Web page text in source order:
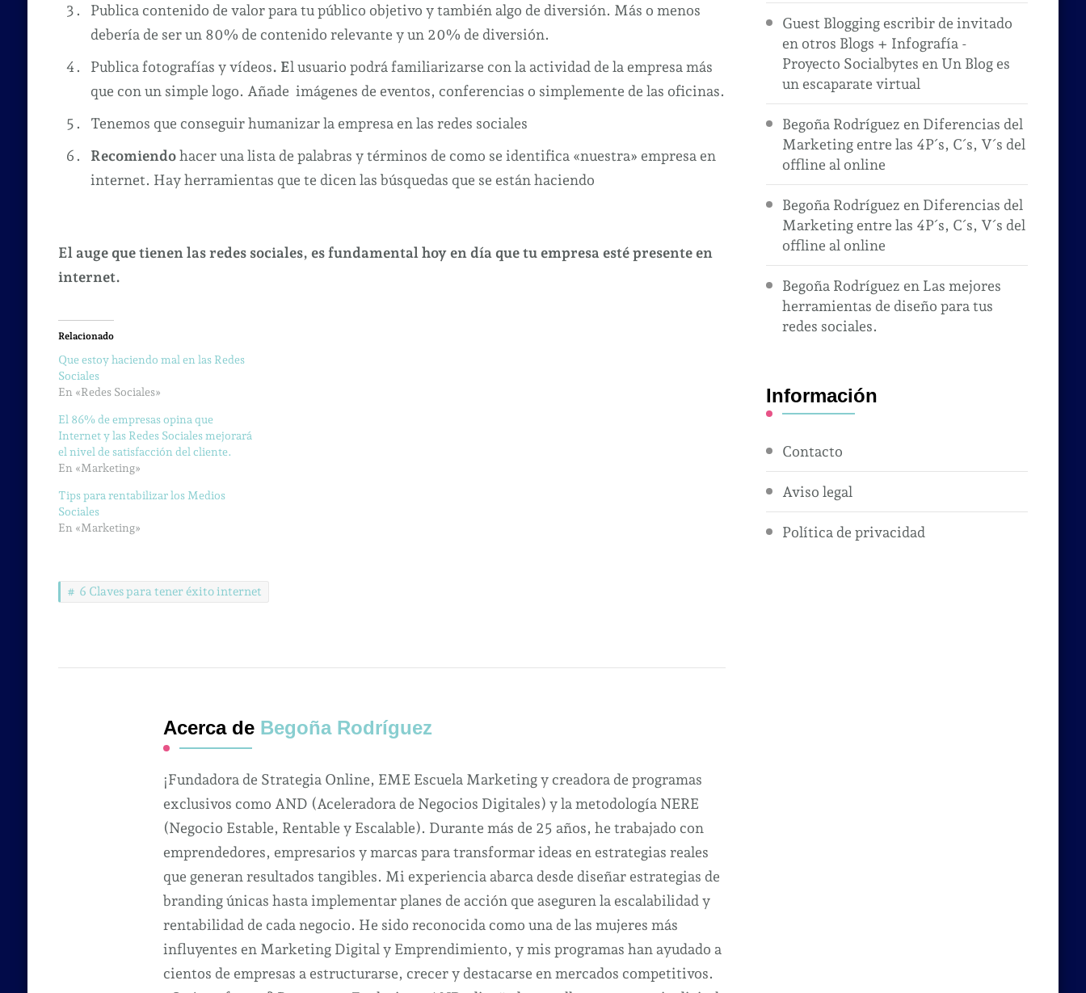
Publica contenido de valor para tu público objetivo y también algo de diversión. Más o menos
debería de ser un 80% de contenido relevante y un 20% de diversión.
Publica fotografías y vídeos. El usuario podrá familiarizarse con la actividad de la empresa más
que con un simple logo. Añade imágenes de eventos, conferencias o simplemente de las oficinas.
Tenemos que conseguir humanizar la empresa en las redes sociales
Recomiendohacer una lista de palabras y términos de como se identifica «nuestra» empresa en
internet. Hay herramientas que te dicen las búsquedas que se están haciendo
El auge que tienen las redes sociales, es fundamental hoy en día que tu empresa esté presente en
internet.
Relacionado
Que estoy haciendo mal en las Redes
Sociales
En «Redes Sociales»
El 86% de empresas opina que
Internet y las Redes Sociales mejorará
el nivel de satisfacción del cliente.
En «Marketing»
Tips para rentabilizar los Medios
Sociales
En «Marketing»
6 Claves para tener éxito internet
Acerca de Begoña Rodríguez
¡Fundadora de Strategia Online, EME Escuela Marketing y creadora de programas
exclusivos como AND (Aceleradora de Negocios Digitales) y la metodología NERE
(Negocio Estable, Rentable y Escalable). Durante más de 25 años, he trabajado con
emprendedores, empresarios y marcas para transformar ideas en estrategias reales
que generan resultados tangibles. Mi experiencia abarca desde diseñar estrategias de
branding únicas hasta implementar planes de acción que aseguren la escalabilidad y
rentabilidad de cada negocio. He sido reconocida como una de las mujeres más
influyentes en Marketing Digital y Emprendimiento, y mis programas han ayudado a
cientos de empresas a estructurarse, crecer y destacarse en mercados competitivos.
Guest Blogging escribir de invitado
en otros Blogs + Infografía -
Proyecto Socialbytes en Un Blog es
un escaparate virtual
Begoña Rodríguez en Diferencias del
Marketing entre las 4P´s, C´s, V´s del
offline al online
Begoña Rodríguez en Diferencias del
Marketing entre las 4P´s, C´s, V´s del
offline al online
Begoña Rodríguez en Las mejores
herramientas de diseño para tus
redes sociales.
Información
Contacto
Aviso legal
Política de privacidad